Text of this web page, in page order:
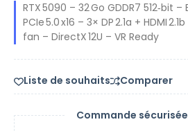
RTX 5090 – 32 Go GDDR7 512‑bit
PCIe 5.0 x16 – 3× DP 2.1a + HDMI
fan – DirectX 12U – VR Ready
Liste de souhaits Comparer
Commande